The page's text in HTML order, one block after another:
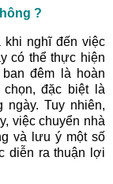
?
nghĩ đến việc
có thể thực hiện
đêm là hoàn
đặc biệt là
Tuy nhiên,
việc chuyển nhà
và lưu ý một số
diễn ra thuận lợi